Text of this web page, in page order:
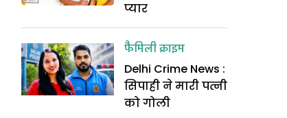
प्यार
फैमिली क्राइम
Delhi Crime News :
सिपाही ने मारी पत्नी
को गोली